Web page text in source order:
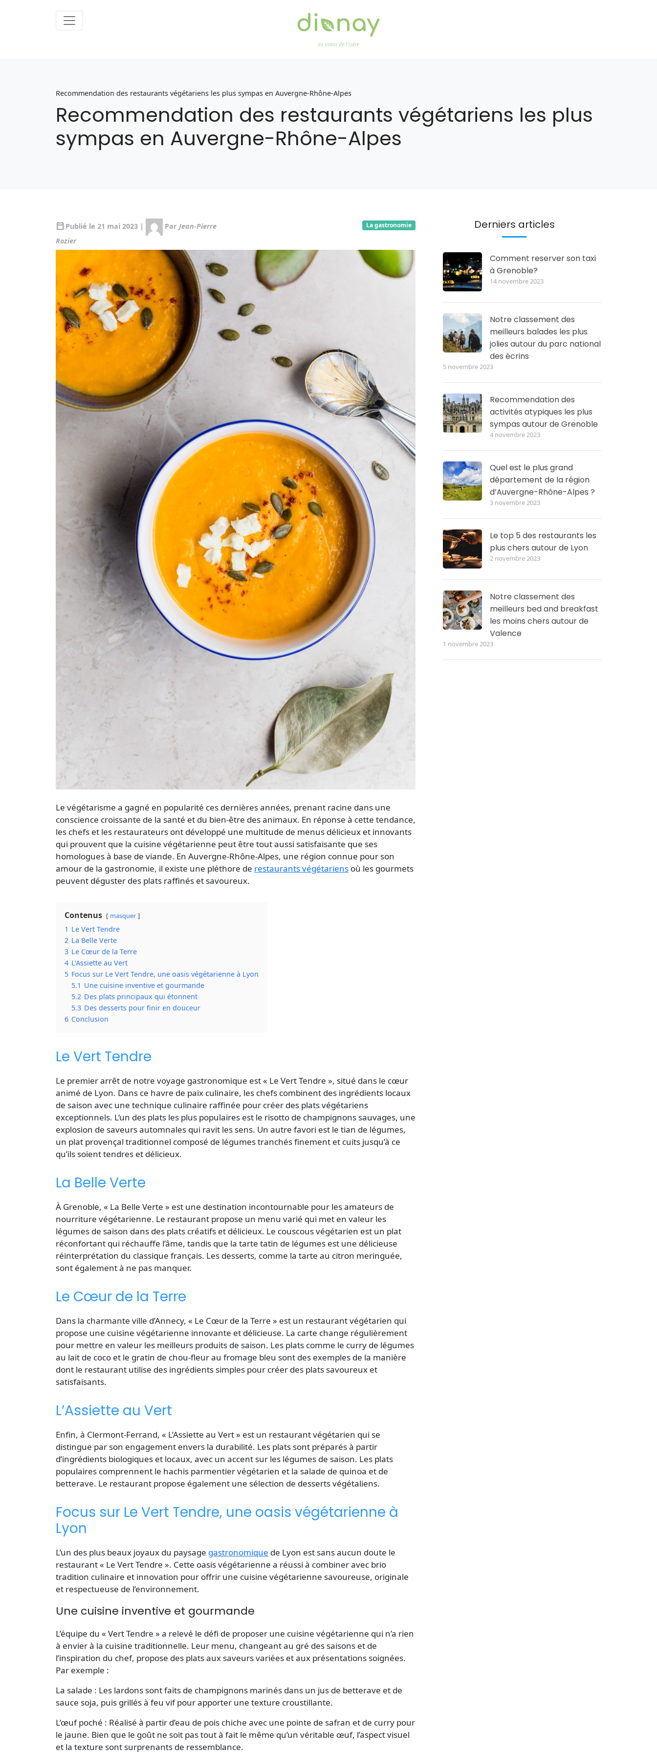
Recommendation des restaurants végétariens les plus sympas en Auvergne-Rhône-Alpes
Recommendation des restaurants végétariens les plus
sympas en Auvergne-Rhône-Alpes
calendar_today Publié le 21 mai 2023 | Par Jean-Pierre
Rozier
La gastronomie
Le végétarisme a gagné en popularité ces dernières années, prenant racine dans une
conscience croissante de la santé et du bien-être des animaux. En réponse à cette tendance,
les chefs et les restaurateurs ont développé une multitude de menus délicieux et innovants
qui prouvent que la cuisine végétarienne peut être tout aussi satisfaisante que ses
homologues à base de viande. En Auvergne-Rhône-Alpes, une région connue pour son
amour de la gastronomie, il existe une pléthore de restaurants végétariens où les gourmets
peuvent déguster des plats raffinés et savoureux.
Contenus masquer
1 Le Vert Tendre
2 La Belle Verte
3 Le Cœur de la Terre
4 L’Assiette au Vert
5 Focus sur Le Vert Tendre, une oasis végétarienne à Lyon
5.1 Une cuisine inventive et gourmande
5.2 Des plats principaux qui étonnent
5.3 Des desserts pour finir en douceur
6 Conclusion
Le Vert Tendre
Le premier arrêt de notre voyage gastronomique est « Le Vert Tendre », situé dans le cœur
animé de Lyon. Dans ce havre de paix culinaire, les chefs combinent des ingrédients locaux
de saison avec une technique culinaire raffinée pour créer des plats végétariens
exceptionnels. L’un des plats les plus populaires est le risotto de champignons sauvages, une
explosion de saveurs automnales qui ravit les sens. Un autre favori est le tian de légumes,
un plat provençal traditionnel composé de légumes tranchés finement et cuits jusqu’à ce
qu’ils soient tendres et délicieux.
La Belle Verte
À Grenoble, « La Belle Verte » est une destination incontournable pour les amateurs de
nourriture végétarienne. Le restaurant propose un menu varié qui met en valeur les
légumes de saison dans des plats créatifs et délicieux. Le couscous végétarien est un plat
réconfortant qui réchauffe l’âme, tandis que la tarte tatin de légumes est une délicieuse
réinterprétation du classique français. Les desserts, comme la tarte au citron meringuée,
sont également à ne pas manquer.
Le Cœur de la Terre
Dans la charmante ville d’Annecy, « Le Cœur de la Terre » est un restaurant végétarien qui
propose une cuisine végétarienne innovante et délicieuse. La carte change régulièrement
pour mettre en valeur les meilleurs produits de saison. Les plats comme le curry de légumes
au lait de coco et le gratin de chou-fleur au fromage bleu sont des exemples de la manière
dont le restaurant utilise des ingrédients simples pour créer des plats savoureux et
satisfaisants.
L’Assiette au Vert
Enfin, à Clermont-Ferrand, « L’Assiette au Vert » est un restaurant végétarien qui se
distingue par son engagement envers la durabilité. Les plats sont préparés à partir
d’ingrédients biologiques et locaux, avec un accent sur les légumes de saison. Les plats
populaires comprennent le hachis parmentier végétarien et la salade de quinoa et de
betterave. Le restaurant propose également une sélection de desserts végétaliens.
Focus sur Le Vert Tendre, une oasis végétarienne à
Lyon
L’un des plus beaux joyaux du paysage gastronomique de Lyon est sans aucun doute le
restaurant « Le Vert Tendre ». Cette oasis végétarienne a réussi à combiner avec brio
tradition culinaire et innovation pour offrir une cuisine végétarienne savoureuse, originale
et respectueuse de l’environnement.
Une cuisine inventive et gourmande
L’équipe du « Vert Tendre » a relevé le défi de proposer une cuisine végétarienne qui n’a rien
à envier à la cuisine traditionnelle. Leur menu, changeant au gré des saisons et de
l’inspiration du chef, propose des plats aux saveurs variées et aux présentations soignées.
Par exemple :
La salade : Les lardons sont faits de champignons marinés dans un jus de betterave et de
sauce soja, puis grillés à feu vif pour apporter une texture croustillante.
L’œuf poché : Réalisé à partir d’eau de pois chiche avec une pointe de safran et de curry pour
le jaune. Bien que le goût ne soit pas tout à fait le même qu’un véritable œuf, l’aspect visuel
et la texture sont surprenants de ressemblance​.
Derniers articles
Comment reserver son taxi
à Grenoble?
14 novembre 2023
Notre classement des
meilleurs balades les plus
jolies autour du parc national
des écrins
5 novembre 2023
Recommendation des
activités atypiques les plus
sympas autour de Grenoble
4 novembre 2023
Quel est le plus grand
département de la région
d’Auvergne-Rhône-Alpes ?
3 novembre 2023
Le top 5 des restaurants les
plus chers autour de Lyon
2 novembre 2023
Notre classement des
meilleurs bed and breakfast
les moins chers autour de
Valence
1 novembre 2023